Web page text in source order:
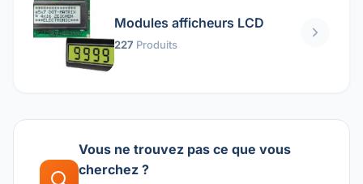
Modules afficheurs LCD
227 Produits
Vous ne trouvez pas ce que vous
cherchez ?